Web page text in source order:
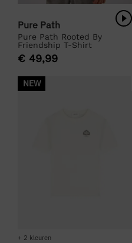
Pure Path
Pure Path Rooted By
Friendship T-Shirt
€ 49,99
NEW
+ 2 kleuren